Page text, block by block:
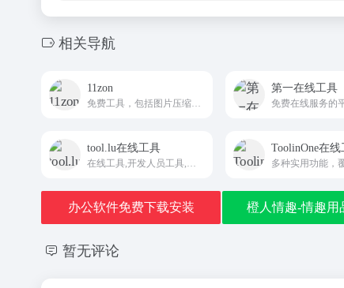
相关导航
11zon 第一在线工具
tool.lu在线工具 ToolinOne在线
办公软件免费下载安装 橙人情趣-情趣用
暂无评论